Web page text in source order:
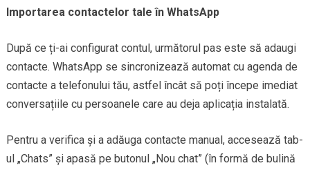
Importarea contactelor tale în WhatsApp
După ce ți-ai configurat contul, următorul pas este să adaugi
contacte. WhatsApp se sincronizează automat cu agenda de
contacte a telefonului tău, astfel încât să poți începe imediat
conversațiile cu persoanele care au deja aplicația instalată.
Pentru a verifica și a adăuga contacte manual, accesează tab-
ul „Chats” și apasă pe butonul „Nou chat” (în formă de bulină